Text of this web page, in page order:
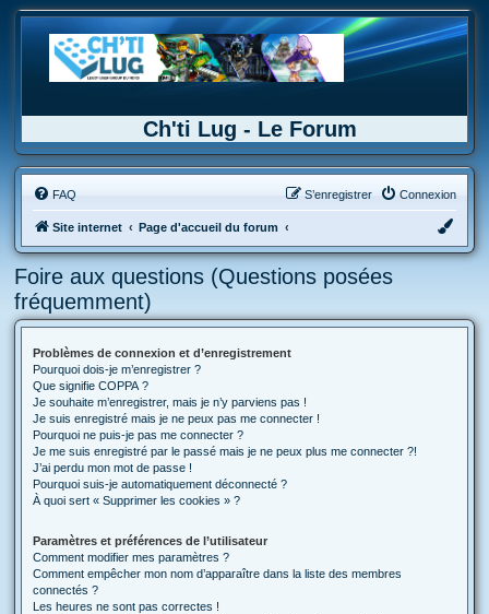
Ch'ti Lug - Le Forum
FAQ Connexion
S’enregistrer
Site internet Page d'accueil du forum
Foire aux questions (Questions posées
fréquemment)
Problèmes de connexion et d’enregistrement
Pourquoi dois-je m’enregistrer ?
Que signifie COPPA ?
Je souhaite m’enregistrer, mais je n’y parviens pas !
Je suis enregistré mais je ne peux pas me connecter !
Pourquoi ne puis-je pas me connecter ?
Je me suis enregistré par le passé mais je ne peux plus me connecter ?!
J’ai perdu mon mot de passe !
Pourquoi suis-je automatiquement déconnecté ?
À quoi sert « Supprimer les cookies » ?
Paramètres et préférences de l’utilisateur
Comment modifier mes paramètres ?
Comment empêcher mon nom d’apparaître dans la liste des membres
connectés ?
Les heures ne sont pas correctes !